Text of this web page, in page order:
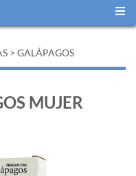
> GALÁPAGOS
MUJER